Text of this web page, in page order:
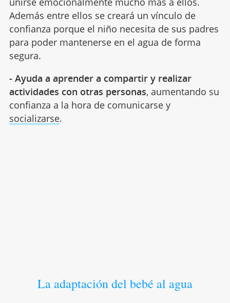
Además entre ellos se creará un vínculo de
confianza porque el niño necesita de sus padres
para poder mantenerse en el agua de forma
segura.
- Ayuda a aprender a compartir y realizar
actividades con otras personas, aumentando su
confianza a la hora de comunicarse y
socializarse.
La adaptación del bebé al agua